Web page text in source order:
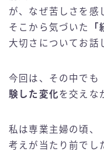
が、なぜ苦しさを感
そこから気づいた
大切さについてお話
今回は、その中でも
験した変化を交えな
私は専業主婦の頃、
考えが当たり前でし